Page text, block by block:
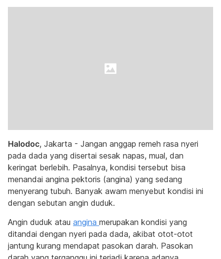
Halodoc, Jakarta - Jangan anggap remeh rasa nyeri
pada dada yang disertai sesak napas, mual, dan
keringat berlebih. Pasalnya, kondisi tersebut bisa
menandai angina pektoris (angina) yang sedang
menyerang tubuh. Banyak awam menyebut kondisi ini
dengan sebutan angin duduk.
Angin duduk atau angina merupakan kondisi yang
ditandai dengan nyeri pada dada, akibat otot-otot
jantung kurang mendapat pasokan darah. Pasokan